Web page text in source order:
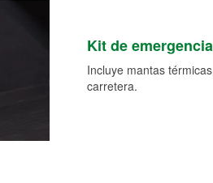
Kit de
Incluye mantas
carretera.